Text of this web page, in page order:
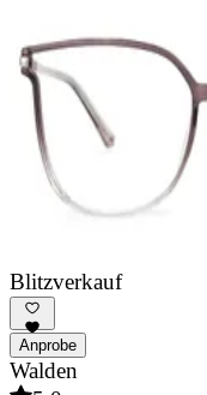
Blitzverkauf
Anprobe
Walden